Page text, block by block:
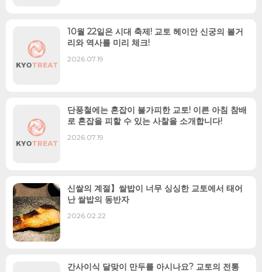
10월 22일은 시대 축제! 교토 헤이안 신궁의 볼거
리와 역사를 미리 체크!
2026.07.19
단풍철에는 혼잡이 불가피한 교토! 이른 아침 참배
로 혼잡을 피할 수 있는 사찰을 소개합니다!
2026.07.19
신쌀의 계절】쌀밥이 너무 싱싱한 교토에서 태어
난 쌀밥의 동반자
2026.02.22
간사이식 달맞이 만두를 아시나요? 교토의 전통